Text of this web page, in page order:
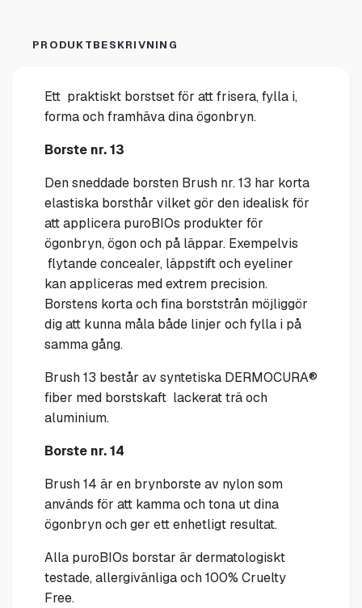
PRODUKTBESKRIVNING
Ett praktiskt borstset för att frisera, fylla i,
forma och framhäva dina ögonbryn.
Borste nr. 13
Den sneddade borsten Brush nr. 13 har korta
elastiska borsthår vilket gör den idealisk för
att applicera puroBIOs produkter för
ögonbryn, ögon och på läppar. Exempelvis
flytande concealer, läppstift och eyeliner
kan appliceras med extrem precision.
Borstens korta och fina borststrån möjliggör
dig att kunna måla både linjer och fylla i på
samma gång.
Brush 13 består av syntetiska DERMOCURA®
fiber med borstskaft lackerat trä och
aluminium.
Borste nr. 14
Brush 14 är en brynborste av nylon som
används för att kamma och tona ut dina
ögonbryn och ger ett enhetligt resultat.
Alla puroBIOs borstar är dermatologiskt
testade, allergivänliga och 100% Cruelty
Free.